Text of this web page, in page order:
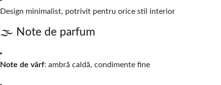
Design minimalist, potrivit pentru orice stil interior
🌫️ Note de parfum
Note de vârf: ambră caldă, condimente fine